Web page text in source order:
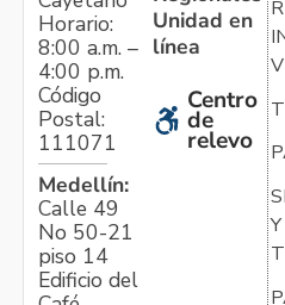
Horario:
8:00 a.m. –
4:00 p.m.
Código
Postal:
111071
Medellín:
Calle 49
No 50-21
piso 14
Edificio del
Unidad en
línea
Centro
de
relevo
Y